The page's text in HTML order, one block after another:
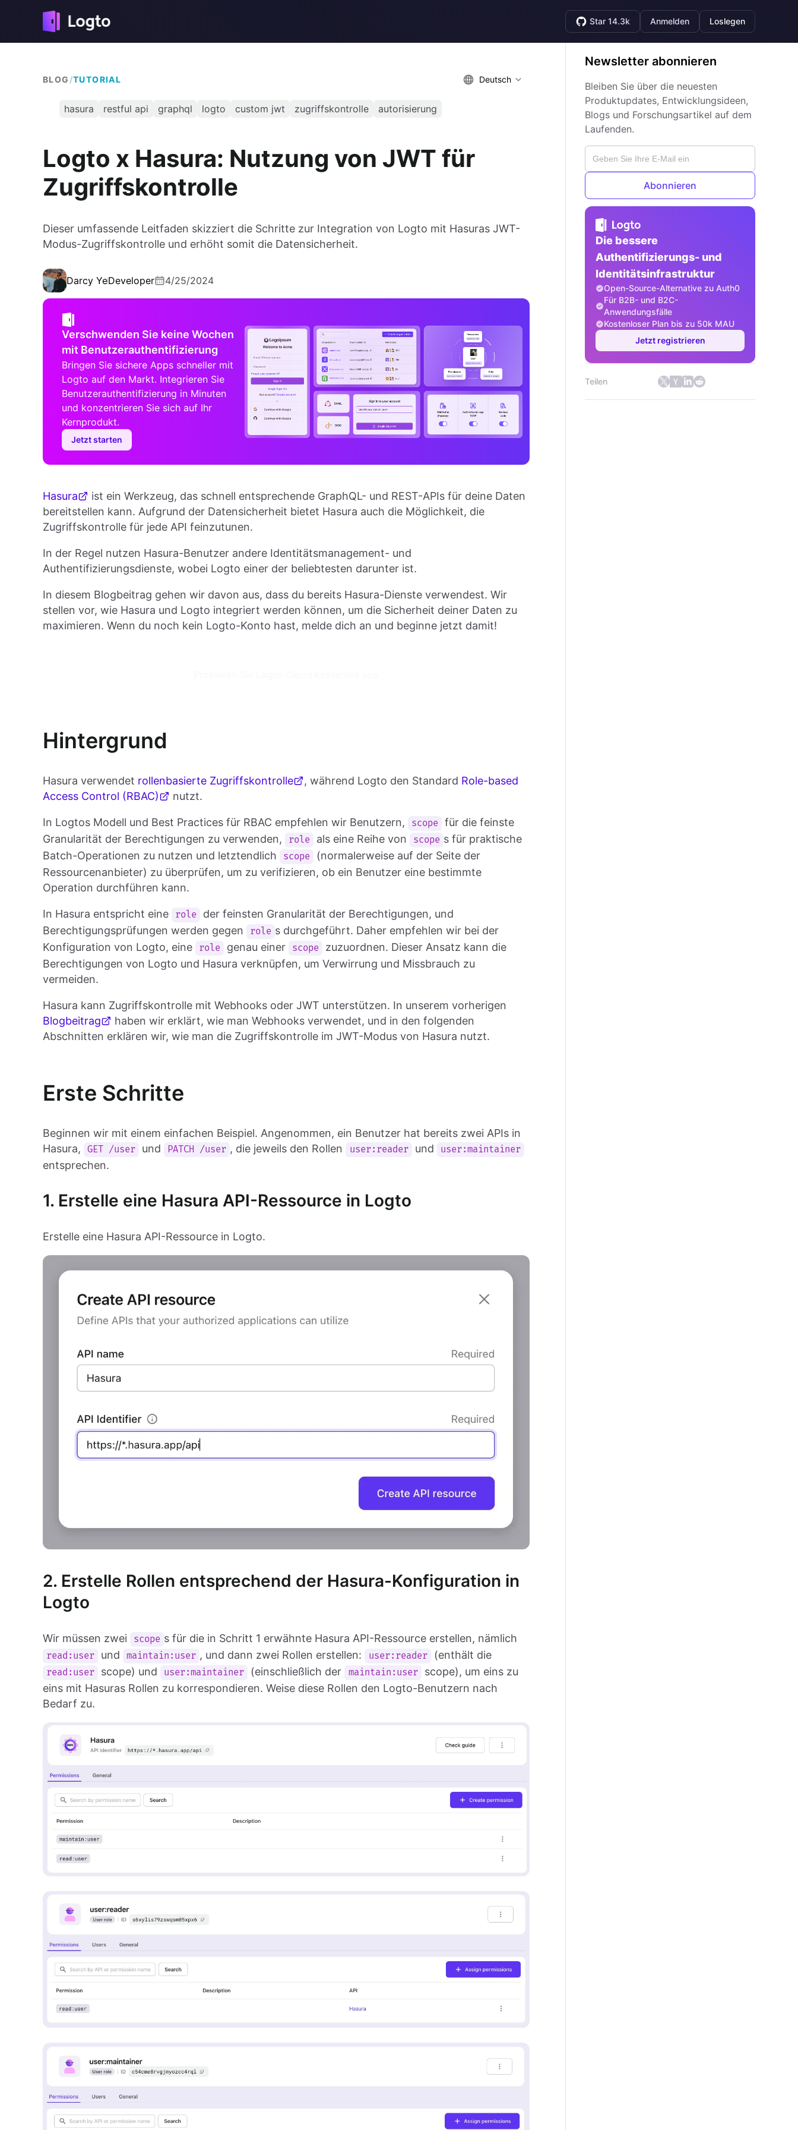
Star 14.3k Anmelden Loslegen
BLOG /TUTORIAL Deutsch
hasura restful api graphql logto custom jwt zugriffskontrolle autorisierung
Logto x Hasura: Nutzung von JWT für
Zugriffskontrolle
Dieser umfassende Leitfaden skizziert die Schritte zur Integration von Logto mit Hasuras JWT-
Modus-Zugriffskontrolle und erhöht somit die Datensicherheit.
Darcy YeDeveloper 4/25/2024
Verschwenden Sie keine Wochen
mit Benutzerauthentifizierung
Bringen Sie sichere Apps schneller mit
Logto auf den Markt. Integrieren Sie
Benutzerauthentifizierung in Minuten
und konzentrieren Sie sich auf Ihr
Kernprodukt.
Jetzt starten
Hasura
ist ein Werkzeug, das schnell entsprechende GraphQL- und REST-APIs für deine Daten
bereitstellen kann. Aufgrund der Datensicherheit bietet Hasura auch die Möglichkeit, die
Zugriffskontrolle für jede API feinzutunen.
In der Regel nutzen Hasura-Benutzer andere Identitätsmanagement- und
Authentifizierungsdienste, wobei Logto einer der beliebtesten darunter ist.
In diesem Blogbeitrag gehen wir davon aus, dass du bereits Hasura-Dienste verwendest. Wir
stellen vor, wie Hasura und Logto integriert werden können, um die Sicherheit deiner Daten zu
maximieren. Wenn du noch kein Logto-Konto hast, melde dich an und beginne jetzt damit!
Hintergrund
Hasura verwendet rollenbasierte Zugriffskontrolle , während Logto den Standard Role-based
Access Control (RBAC)
nutzt.
In Logtos Modell und Best Practices für RBAC empfehlen wir Benutzern, scope für die feinste
Granularität der Berechtigungen zu verwenden,
role als eine Reihe von scope s für praktische
Batch-Operationen zu nutzen und letztendlich
scope
(normalerweise auf der Seite der
Ressourcenanbieter) zu überprüfen, um zu verifizieren, ob ein Benutzer eine bestimmte
Operation durchführen kann.
In Hasura entspricht eine role
der feinsten Granularität der Berechtigungen, und
Berechtigungsprüfungen werden gegen
role s durchgeführt. Daher empfehlen wir bei der
Konfiguration von Logto, eine
role genau einer scope
zuzuordnen. Dieser Ansatz kann die
Berechtigungen von Logto und Hasura verknüpfen, um Verwirrung und Missbrauch zu
vermeiden.
Hasura kann Zugriffskontrolle mit Webhooks oder JWT unterstützen. In unserem vorherigen
Blogbeitrag
haben wir erklärt, wie man Webhooks verwendet, und in den folgenden
Abschnitten erklären wir, wie man die Zugriffskontrolle im JWT-Modus von Hasura nutzt.
Erste Schritte
Beginnen wir mit einem einfachen Beispiel. Angenommen, ein Benutzer hat bereits zwei APIs in
Hasura,
GET /user und PATCH /user , die jeweils den Rollen user:reader und user:maintainer
entsprechen.
1. Erstelle eine Hasura API-Ressource in Logto
Erstelle eine Hasura API-Ressource in Logto.
2. Erstelle Rollen entsprechend der Hasura-Konfiguration in
Logto
Wir müssen zwei scope s für die in Schritt 1 erwähnte Hasura API-Ressource erstellen, nämlich
read:user und maintain:user , und dann zwei Rollen erstellen: user:reader (enthält die
read:user scope) und user:maintainer (einschließlich der maintain:user
scope), um eins zu
eins mit Hasuras Rollen zu korrespondieren. Weise diese Rollen den Logto-Benutzern nach
Bedarf zu.
Newsletter abonnieren
Bleiben Sie über die neuesten
Produktupdates, Entwicklungsideen,
Blogs und Forschungsartikel auf dem
Laufenden.
Abonnieren
Die bessere
Authentifizierungs- und
Identitätsinfrastruktur
Open-Source-Alternative zu Auth0
Für B2B- und B2C-
Anwendungsfälle
Kostenloser Plan bis zu 50k MAU
Jetzt registrieren
Teilen